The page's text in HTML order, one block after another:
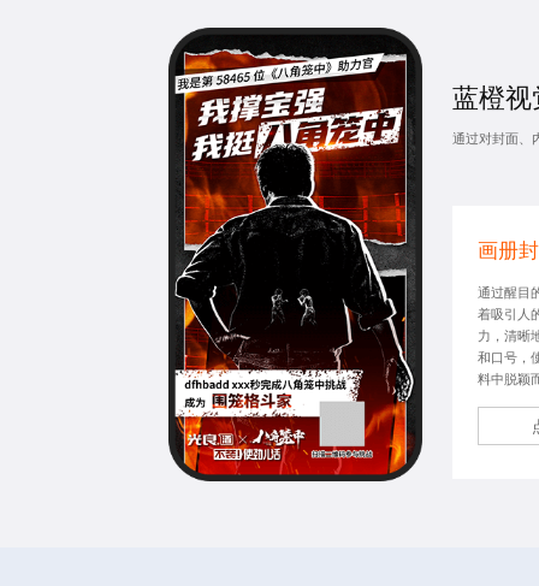
蓝橙
通过对封面、
画册
通过醒目
着吸引人
力，清晰
和口号，
料中脱颖